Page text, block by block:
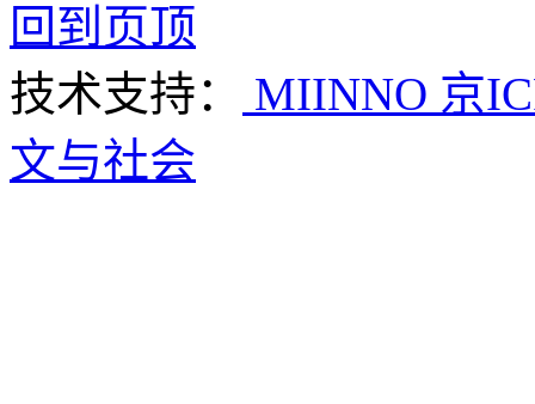
回到页顶
技术支持：
MIINNO 京
文与社会